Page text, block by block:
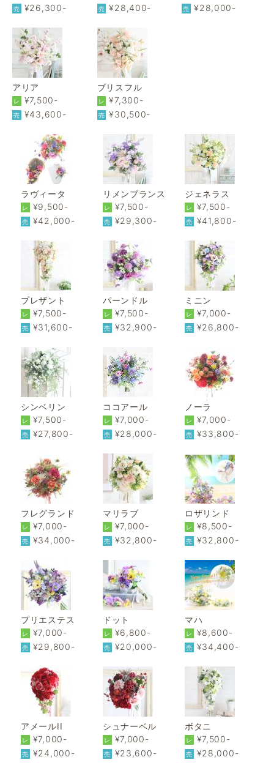
売 ¥26,300- 売 ¥28,400- 売 ¥28,000-
アリア
レ ¥7,500-
売 ¥43,600-
ブリスフル
レ ¥7,300-
売 ¥30,500-
ラヴィータ
レ ¥9,500-
売 ¥42,000-
リメンブランス
レ ¥7,500-
売 ¥29,300-
ジェネラス
レ ¥7,500-
売 ¥41,800-
プレザント
レ ¥7,500-
売 ¥31,600-
パーンドル
レ ¥7,500-
売 ¥32,900-
ミニン
レ ¥7,000-
売 ¥26,800-
シンベリン
レ ¥7,500-
売 ¥27,800-
ココアール
レ ¥7,000-
売 ¥28,000-
ノーラ
レ ¥7,000-
売 ¥33,800-
フレグランド
レ ¥7,000-
売 ¥34,000-
マリラブ
レ ¥7,000-
売 ¥32,800-
ロザリンド
レ ¥8,500-
売 ¥32,800-
プリエステス
レ ¥7,000-
売 ¥29,800-
ドット
レ ¥6,800-
売 ¥20,000-
マハ
レ ¥8,600-
売 ¥34,400-
アメールII
レ ¥7,000-
売 ¥24,000-
シュナーベル
レ ¥7,000-
売 ¥23,600-
ボタニ
レ ¥7,500-
売 ¥28,000-